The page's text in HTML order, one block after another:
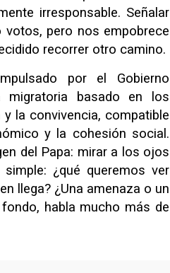
irresponsable. Señalar
pero nos empobrece
recorrer otro camino.
por el Gobierno
basado en los
la convivencia, compatible
y la cohesión social.
del Papa: mirar a los ojos
¿qué queremos ver
llega? ¿Una amenaza o un
habla mucho más de